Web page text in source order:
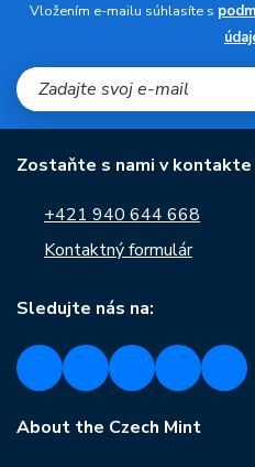
Vložením e-mailu súhlasíte s
Zostaňte s nami v kontakte
+421 940 644 668
Kontaktný formulár
Sledujte nás na:
About the Czech Mint